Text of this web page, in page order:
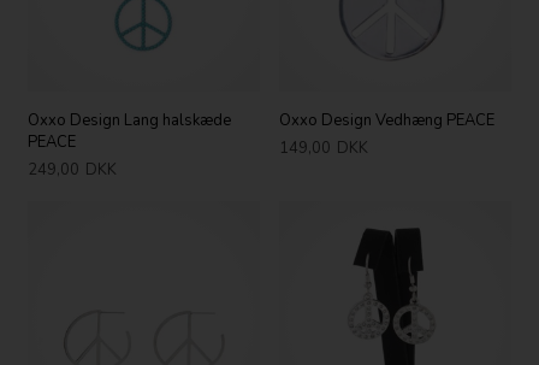
Oxxo Design Lang halskæde
PEACE
249,00 DKK
Oxxo Design Vedhæng PEACE
149,00 DKK